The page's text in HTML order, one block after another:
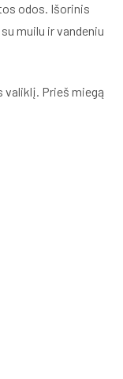
odos. Išorinis
muilu ir vandeniu
valiklį. Prieš miegą